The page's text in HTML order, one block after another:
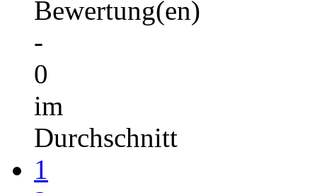
Bewertung(en)
-
0
im
Durchschnitt
1